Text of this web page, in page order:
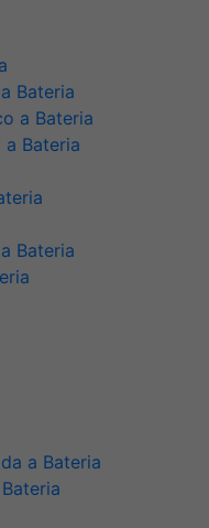
Bateria
a Bateria
a Bateria
Bateria
a Bateria